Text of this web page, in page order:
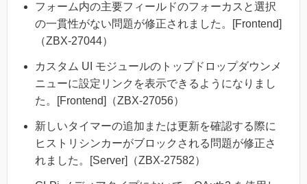
フォーム内の主要フィールドのフォーカスと選択
の一貫性がない問題が修正されました。[Frontend]
（ZBX-27044）
カスタム UI モジュールのトップドロップダウンメ
ニューに設定リンクを表示できるようになりまし
た。[Frontend]（ZBX-27056）
新しいタイマーの追加または更新を確認する際に
ヒストリシンカーがブロックされる問題が修正さ
れました。[Server]（ZBX-27582）